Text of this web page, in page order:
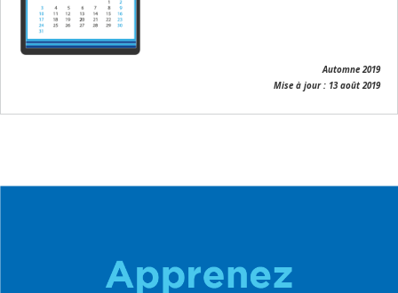
Automne 2019
Mise à jour : 13 août 2019